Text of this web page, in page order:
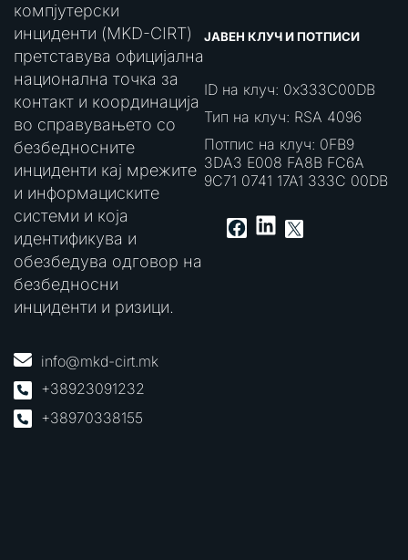
компјутерски
инциденти (MKD-CIRT)
претставува официјална
национална точка за
контакт и координација
во справувањето со
безбедносните
инциденти кај мрежите
и информациските
системи и која
идентификува и
обезбедува одговор на
безбедносни
инциденти и ризици.
info@mkd-cirt.mk
+38923091232
+38970338155
ЈАВЕН КЛУЧ И ПОТПИСИ
ID на клуч: 0x333C00DB
Тип на клуч: RSA 4096
Потпис на клуч: 0FB9
3DA3 E008 FA8B FC6A
9C71 0741 17A1 333C 00DB
Facebook
LinkedIn
X